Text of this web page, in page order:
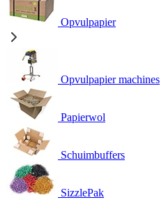
Opvulpapier
Opvulpapier machines
Papierwol
Schuimbuffers
SizzlePak